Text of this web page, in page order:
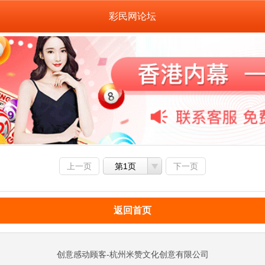
彩民网论坛
上一页 第1页 下一页
返回首页
创意感动顾客-杭州米赞文化创意有限公司